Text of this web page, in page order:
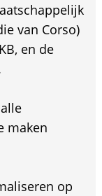
van Corso)
en de
maken
op